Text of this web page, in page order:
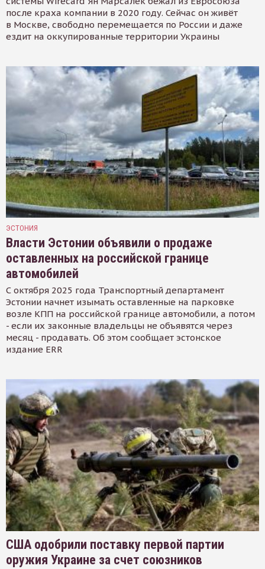
после краха компании в 2020 году. Сейчас он живёт
в Москве, свободно перемещается по России и даже
ездит на оккупированные территории Украины
ЭСТОНИЯ
Власти Эстонии объявили о продаже
оставленных на российской границе
автомобилей
С октября 2025 года Транспортный департамент
Эстонии начнет изымать оставленные на парковке
возле КПП на российской границе автомобили, а потом
- если их законные владельцы не объявятся через
месяц - продавать. Об этом сообщает эстонское
издание ERR
США одобрили поставку первой партии
оружия Украине за счет союзников